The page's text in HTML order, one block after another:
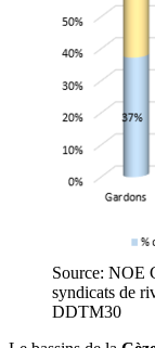
Source: NOE
syndicats de
DDTM30